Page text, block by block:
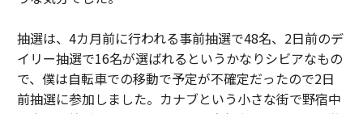
抽選は、4カ月前に行われる事前抽選で48名、2日前のデ
イリー抽選で16名が選ばれるというかなりシビアなもの
で、僕は自転車での移動で予定が不確定だったので2日
前抽選に参加しました。カナブという小さな街で野宿中